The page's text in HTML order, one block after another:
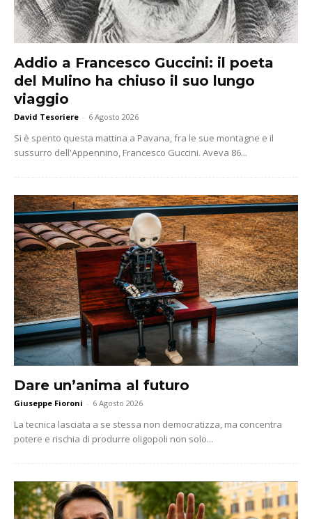
Addio a Francesco Guccini: il poeta
del Mulino ha chiuso il suo lungo
viaggio
David Tesoriere - 6 Agosto 2026
Si è spento questa mattina a Pavana, fra le sue montagne e il
sussurro dell'Appennino, Francesco Guccini. Aveva 86...
Dare un’anima al futuro
Giuseppe Fioroni - 6 Agosto 2026
La tecnica lasciata a se stessa non democratizza, ma concentra
potere e rischia di produrre oligopoli non solo...